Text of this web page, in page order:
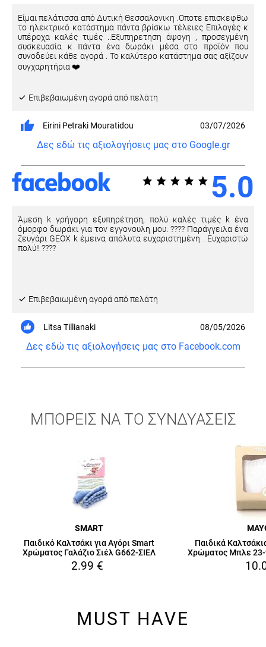
Είμαι πελάτισσα από Δυτική Θεσσαλονικη .Οποτε επισκεφθω
το ηλεκτρικό κατάστημα πάντα βρίσκω τέλειες Επιλογές κ
υπέροχα καλές τιμές ..Εξυπηρετηση άψογη , προσεγμένη
συσκευασία κ πάντα ένα δωράκι μέσα στο προϊόν που
συνοδεύει κάθε αγορά . Το καλύτερο κατάστημα σας αξίζουν
συγχαρητήρια ❤️
Eπιβεβαιωμένη αγορά από πελάτη
Eirini Petraki Mouratidou 03/07/2026
Δες εδώ τις αξιολογήσεις μας στο Google.gr
5.0
Άμεση k γρήγορη εξυπηρέτηση, πολύ καλές τιμές k ένα
όμορφο δωράκι για τον εγγονουλη μου. ???? Παράγγειλα ένα
ζευγάρι GEOX k έμεινα απόλυτα ευχαριστημένη . Ευχαριστώ
πολύ!! ????
Eπιβεβαιωμένη αγορά από πελάτη
Litsa Tillianaki 08/05/2026
Δες εδώ τις αξιολογήσεις μας στο Facebook.com
ΜΠΟΡΕΙΣ ΝΑ ΤΟ ΣΥΝΔΥΑΣΕΙΣ
SMART
Παιδικό Καλτσάκι για Αγόρι Smart
Χρώματος Γαλάζιο Σιέλ G662-ΣΙΕΛ
2.99 €
Παιδικά
Χρώματος Μπλε 23-
MUST HAVE